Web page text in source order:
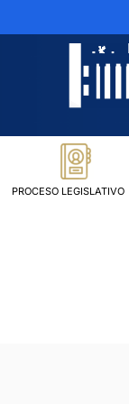
PROCESO LEGISLATIVO